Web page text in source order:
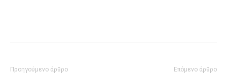
Προηγούμενο άρθρο Επόμενο άρθρο